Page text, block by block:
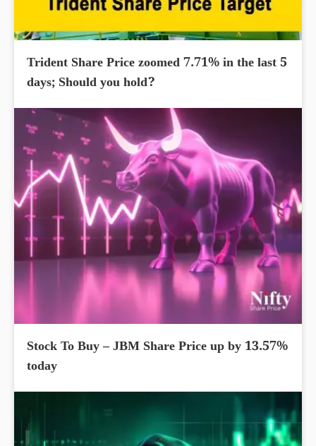
Trident Share Price zoomed 7.71% in the last 5
days; Should you hold?
Stock To Buy – JBM Share Price up by 13.57%
today